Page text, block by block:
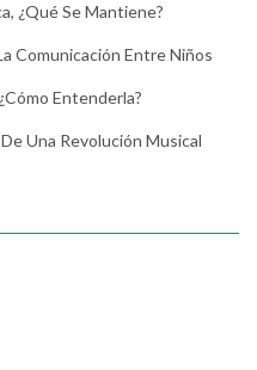
¿Qué Se Mantiene?
Comunicación Entre Niños
Entenderla?
Una Revolución Musical